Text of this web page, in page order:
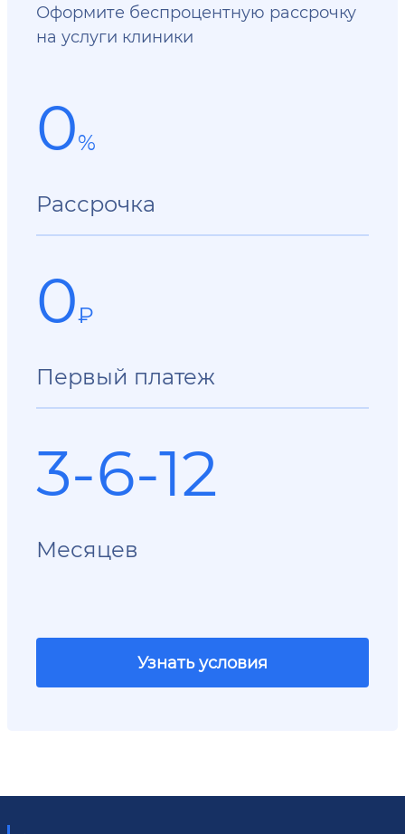
Оформите беспроцентную рассрочку
на услуги клиники
0%
Рассрочка
0₽
Первый платеж
3-6-12
Месяцев
Узнать условия